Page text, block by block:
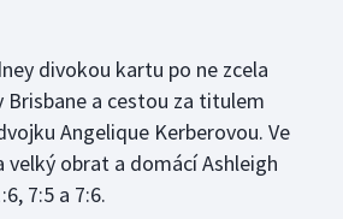
divokou kartu po ne zcela
a cestou za titulem
Angelique Kerberovou. Ve
velký obrat a domácí Ashleigh
7:5 a 7:6.